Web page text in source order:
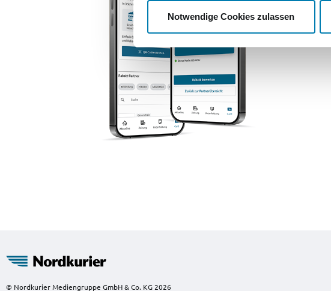
Notwendige Cookies zulassen
© Nordkurier Mediengruppe GmbH & Co. KG 2026